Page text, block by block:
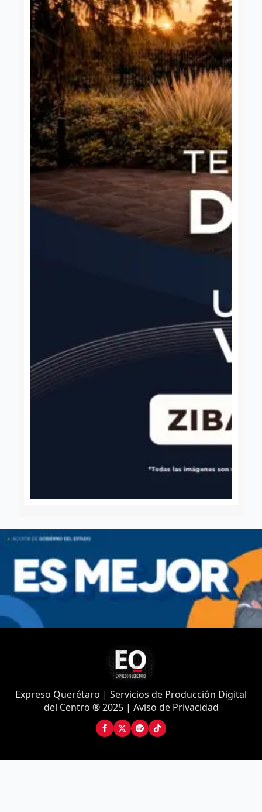
Expreso Querétaro | Servicios de Producción Digital
del Centro ® 2025 | Aviso de Privacidad